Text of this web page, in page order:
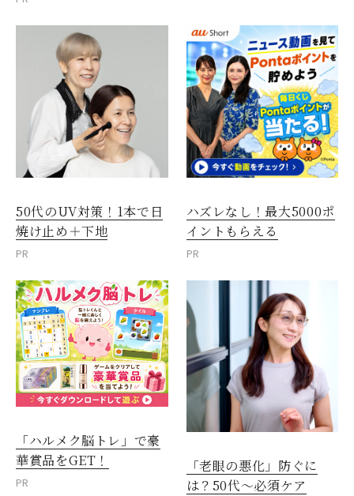
50代のUV対策！1本で日
焼け止め＋下地
PR
ハズレなし！最大5000ポ
イントもらえる
PR
「ハルメク脳トレ」で豪
華賞品をGET！
PR
「老眼の悪化」防ぐに
は？50代～必須ケア